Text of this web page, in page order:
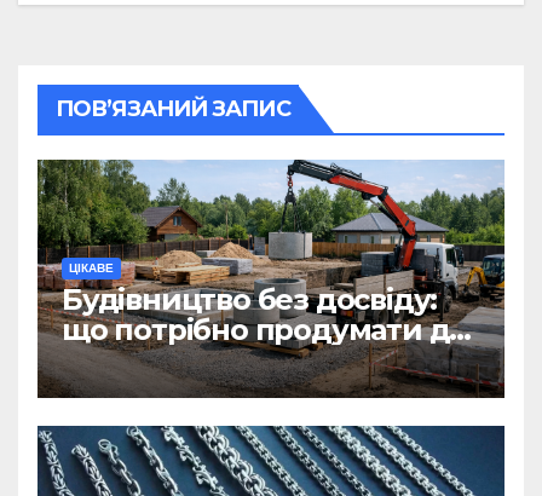
ПОВ’ЯЗАНИЙ ЗАПИС
ЦІКАВЕ
Будівництво без досвіду:
що потрібно продумати до
першої доставки на
ділянку